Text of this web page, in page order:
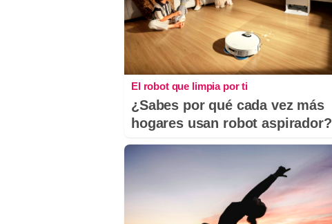
El robot que limpia por ti
¿Sabes por qué cada vez más
hogares usan robot aspirador?